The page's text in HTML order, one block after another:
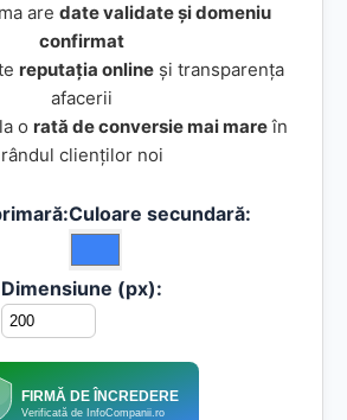
are date validate și domeniu
confirmat
reputația online și transparența
afacerii
o rată de conversie mai mareîn
rândul clienților noi
Culoare secundară:
Dimensiune (px):
FIRMĂ DE ÎNCREDERE
Verificată de InfoCompanii.ro